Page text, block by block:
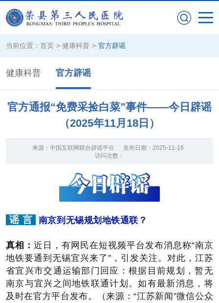
当前位置： 首页 > 健康科普 > 官方辟谣
健康科普 官方辟谣
官方通报“免费采捡白菜”事件——今日辟谣
（2025年11月18日）
来源：中国互联网联合辟谣平台 发布日期： 2025-11-18
访问次数：
谣 言 南京到无锡规划地铁通联？
真相： 近日，有网民在短视频平台发布消息称“南京
地铁要通到无锡宜兴来了”，引发关注。对此，江苏
省宜兴市交通运输部门回应：根据目前规划，暂无
南京与宜兴之间地铁联通计划。如有最新消息，将
及时在官方平台发布。（来源：“江苏新闻”微信公众